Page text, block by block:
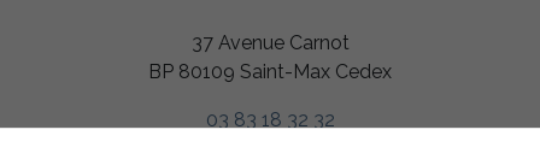
37 Avenue Carnot
BP 80109 Saint-Max Cedex
03 83 18 32 32Ces cookies